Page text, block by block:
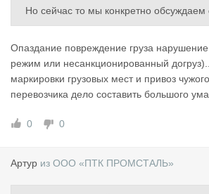
Но сейчас то мы конкретно обсуждаем
о оплате. Тогда перевозчика
Опаздание повреждение груза
режим или несанкционированный
маркировки грузовых мест и привоз
перевозчика дело составить большого
0 0
Артур из ООО «ПТК ПРОМСТАЛЬ»